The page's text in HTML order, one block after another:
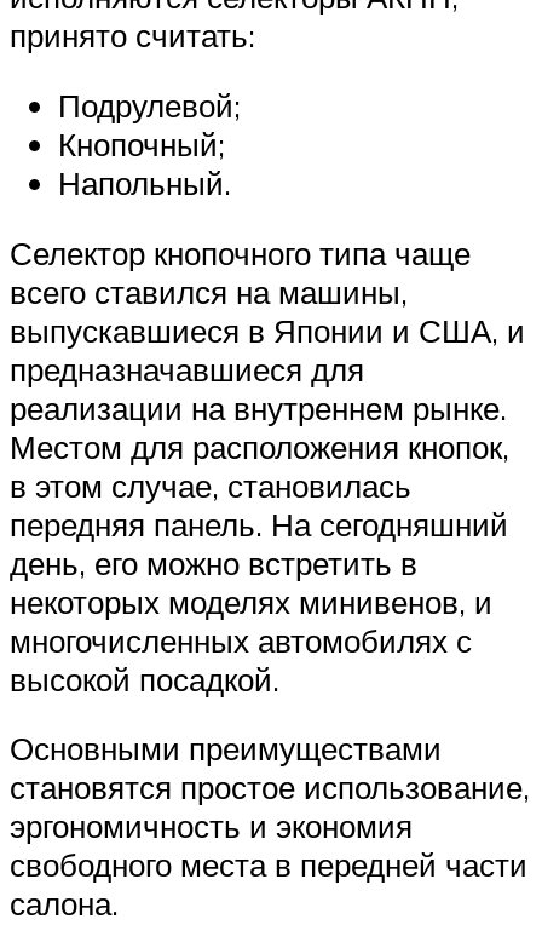
принято считать:
Подрулевой;
Кнопочный;
Напольный.
Селектор кнопочного типа чаще
всего ставился на машины,
выпускавшиеся в Японии и США, и
предназначавшиеся для
реализации на внутреннем рынке.
Местом для расположения кнопок,
в этом случае, становилась
передняя панель. На сегодняшний
день, его можно встретить в
некоторых моделях минивенов, и
многочисленных автомобилях с
высокой посадкой.
Основными преимуществами
становятся простое использование,
эргономичность и экономия
свободного места в передней части
салона.